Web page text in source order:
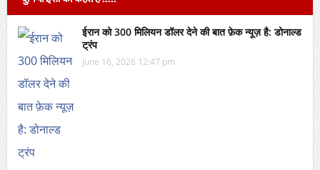
ईरान को 300 मिलियन डॉलर देने की बात फ़ेक न्यूज़ है: डोनाल्ड
ट्रंप
June 16, 2026 12:47 pm